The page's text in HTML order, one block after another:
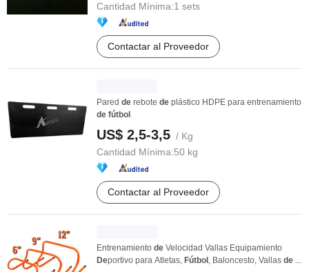
Cantidad Mínima:1 sets
Contactar al Proveedor
Pared de rebote de plástico HDPE para entrenamiento
de fútbol
US$ 2,5-3,5 / Kg
Cantidad Mínima:50 kg
Contactar al Proveedor
Entrenamiento de Velocidad Vallas Equipamiento
Deportivo para Atletas, Fútbol , Baloncesto, Vallas de ...